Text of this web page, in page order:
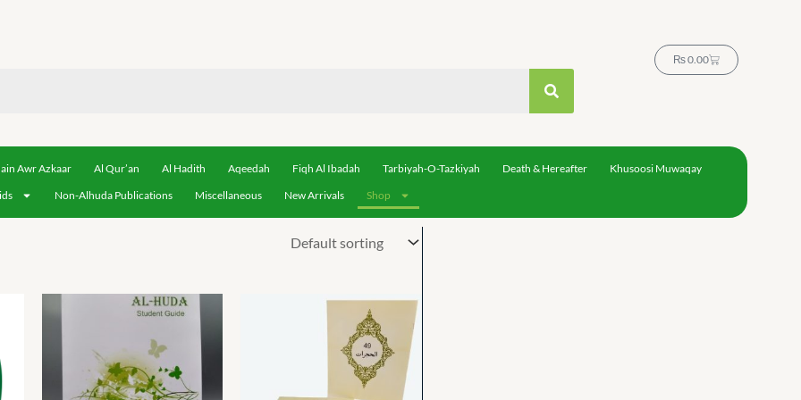
₨0.00Cart
Awr Azkaar Al Qur’an Al Hadith Aqeedah Fiqh Al Ibadah Tarbiyah-O-Tazkiyah Death & Hereafter
Khusoosi Muwaqay
Non-Alhuda Publications Miscellaneous New Arrivals Shop